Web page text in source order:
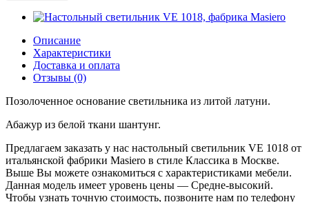
Описание
Характеристики
Доставка и оплата
Отзывы (0)
Позолоченное основание светильника из литой латуни.
Абажур из белой ткани шантунг.
Предлагаем заказать у нас настольный светильник VE 1018 от
итальянской фабрики Masiero в стиле Классика в Москве.
Выше Вы можете ознакомиться с характеристиками мебели.
Данная модель имеет уровень цены — Средне-высокий.
Чтобы узнать точную стоимость, позвоните нам по телефону